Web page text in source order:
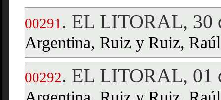
00291 . EL LITORAL, 30
Argentina, Ruiz y Ruiz,
00292. EL LITORAL, 01